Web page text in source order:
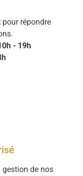
pour répondre
- 19h
gestion de nos